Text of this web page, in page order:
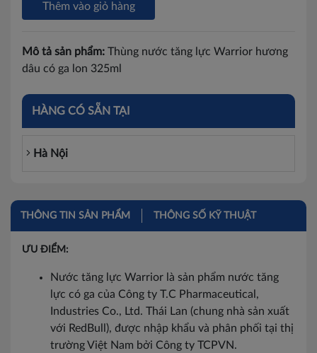
Thêm vào giỏ hàng
Mô tả sản phẩm: Thùng nước tăng lực Warrior hương
dâu có ga lon 325ml
HÀNG CÓ SẴN TẠI
Hà Nội
THÔNG TIN SẢN PHẨM THÔNG SỐ KỸ THUẬT
ƯU ĐIỂM:
Nước tăng lực Warrior là sản phẩm nước tăng
lực có ga của Công ty T.C Pharmaceutical,
Industries Co., Ltd. Thái Lan (chung nhà sản xuất
với RedBull), được nhập khẩu và phân phối tại thị
trường Việt Nam bởi Công ty TCPVN.